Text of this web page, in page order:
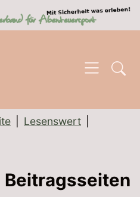
Lesenswert
Beitragsseiten